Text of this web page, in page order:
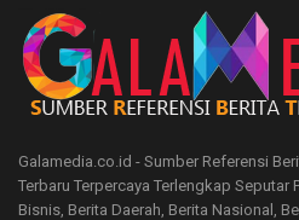
Galamedia.co.id - Sumber Referensi
Terbaru Terpercaya Terlengkap
Bisnis, Berita Daerah, Berita Nasional,